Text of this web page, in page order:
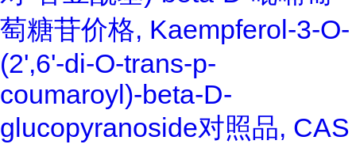
萄糖苷价格, Kaempferol-3-O-
(2',6'-di-O-trans-p-
coumaroyl)-beta-D-
glucopyranoside对照品, CAS